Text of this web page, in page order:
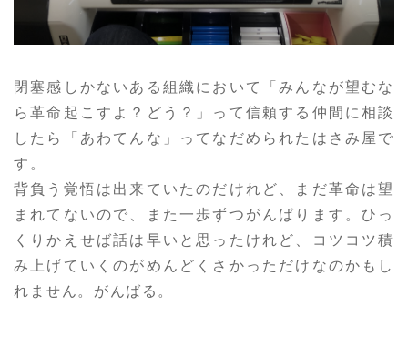
閉塞感しかないある組織において「みんなが望むな
ら革命起こすよ？どう？」って信頼する仲間に相談
したら「あわてんな」ってなだめられたはさみ屋で
す。
背負う覚悟は出来ていたのだけれど、まだ革命は望
まれてないので、また一歩ずつがんばります。ひっ
くりかえせば話は早いと思ったけれど、コツコツ積
み上げていくのがめんどくさかっただけなのかもし
れません。がんばる。